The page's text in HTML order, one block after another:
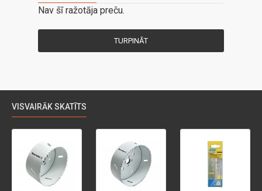
Nav šī ražotāja preču.
TURPINĀT
VISVAIRĀK SKATĪTS